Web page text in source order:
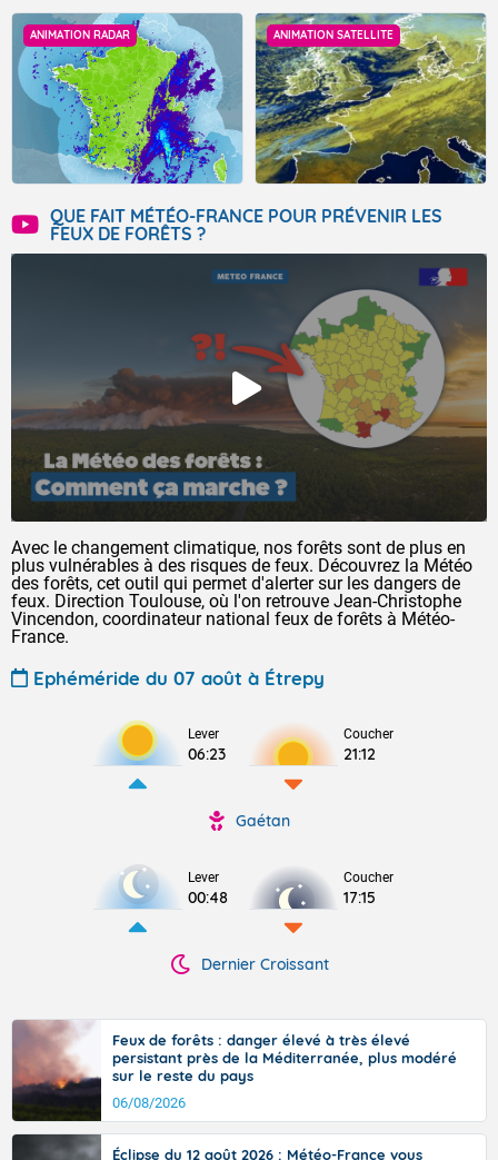
ANIMATION RADAR ANIMATION SATELLITE
QUE FAIT MÉTÉO-FRANCE POUR PRÉVENIR LES
FEUX DE FORÊTS ?
Avec le changement climatique, nos forêts sont de plus en
plus vulnérables à des risques de feux. Découvrez la Météo
des forêts, cet outil qui permet d'alerter sur les dangers de
feux. Direction Toulouse, où l'on retrouve Jean-Christophe
Vincendon, coordinateur national feux de forêts à Météo-
France.
Ephéméride du 07 août à Étrepy
Lever
06:23
Coucher
21:12
Gaétan
Lever
00:48
Coucher
17:15
Dernier Croissant
Feux de forêts : danger élevé à très élevé
persistant près de la Méditerranée, plus modéré
sur le reste du pays
06/08/2026
Éclipse du 12 août 2026 : Météo-France vous